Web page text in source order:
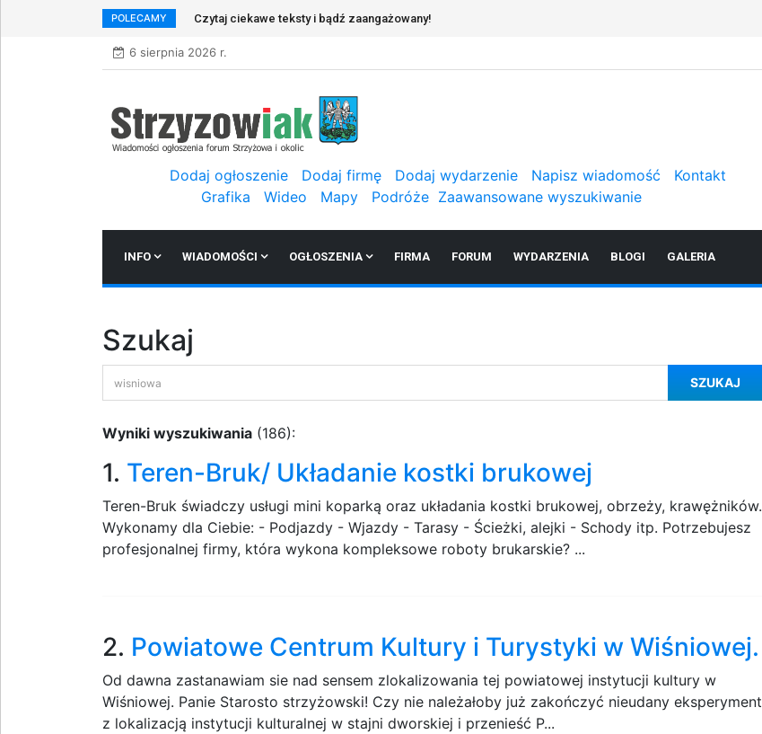
POLECAMY Czytaj ciekawe teksty i bądź zaangażowany!
6 sierpnia 2026 r.
Dodaj ogłoszenie Dodaj firmę Dodaj wydarzenie Napisz wiadomość
Kontakt
Grafika
Wideo Mapy Podróże Zaawansowane wyszukiwanie
INFO WIADOMOŚCI OGŁOSZENIA FIRMA FORUM WYDARZENIA BLOGI GALERIA
Szukaj
SZUKAJ
Wyniki wyszukiwania (186):
1. Teren-Bruk/ Układanie kostki brukowej
Teren-Bruk świadczy usługi mini koparką oraz układania kostki brukowej, obrzeży, krawężników.
Wykonamy dla Ciebie: - Podjazdy - Wjazdy - Tarasy - Ścieżki, alejki - Schody itp. Potrzebujesz
profesjonalnej firmy, która wykona kompleksowe roboty brukarskie? ...
2. Powiatowe Centrum Kultury i Turystyki w Wiśniowej.
Od dawna zastanawiam sie nad sensem zlokalizowania tej powiatowej instytucji kultury w
Wiśniowej. Panie Starosto strzyżowski! Czy nie należałoby już zakończyć nieudany eksperyment
z lokalizacją instytucji kulturalnej w stajni dworskiej i przenieść P...